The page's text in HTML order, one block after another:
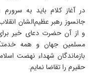
در آغاز کلام باید به
جانسوز رهبر عظیم‌الشان
و از آن حضرت دعای خیر
مسلمین جهان و همه
بازماندگان شهداء نهضت
حقیرم را تقاضا نمایم.